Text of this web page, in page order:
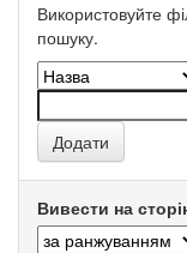
Використовуйте
пошуку.
Вивести на